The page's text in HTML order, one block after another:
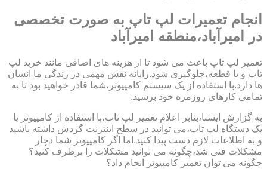
انجام تعمیرات لپ تاپ به صورت تخصصی
در امیرآباد،منطقه امیرآباد
تعمیر لپ تاپ باعث می شود تا از هزینه های اضافی مانند خرید لپ
تاپ و یا قطعه،جلوگیری شود.رایانه نقش مهمی در زندگی ما انسان
ها دارد.با استفاده از یک سیستم کامپیوتر،شما قادر خواهید بود تا به
تمامی کارهای روزمره خود برسید.
به گزارش ایسنا،بنابر اعلام تعمیر لپ تاب،با استفاده از کامپیوتر یا
یک دستگاه لپ تاپ،می توانید در سطح اینترنت گردش داشته باشید
و به اطلاعات لازم دست پیدا کنید.اما اگر کامپیوتر شما دچار
مشکلات فنی شد،چگونه می توانید مشکلات را برطرف کنید؟
چگونه می توان تعمیر کامپیوتر انجام داد؟